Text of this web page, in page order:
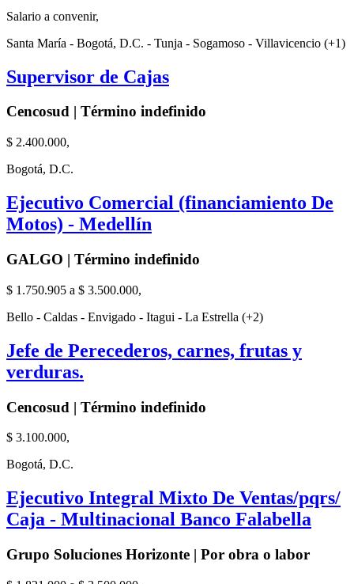
Salario a convenir,
Santa María - Bogotá, D.C. - Tunja - Sogamoso - Villavicencio (+1)
Supervisor de Cajas
Cencosud | Término indefinido
$ 2.400.000,
Bogotá, D.C.
Ejecutivo Comercial (financiamiento De
Motos) - Medellín
GALGO | Término indefinido
$ 1.750.905 a $ 3.500.000,
Bello - Caldas - Envigado - Itagui - La Estrella (+2)
Jefe de Perecederos, carnes, frutas y
verduras.
Cencosud | Término indefinido
$ 3.100.000,
Bogotá, D.C.
Ejecutivo Integral Mixto De Ventas/pqrs/
Caja - Multinacional Banco Falabella
Grupo Soluciones Horizonte | Por obra o labor